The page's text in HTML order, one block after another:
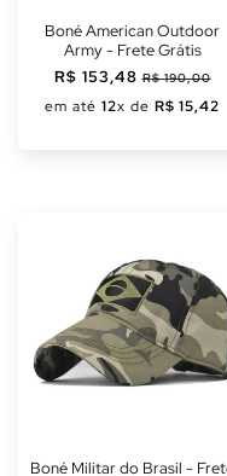
Boné American Outdoor
Army - Frete Grátis
Preço
normal
R$ 153,48 Preço
R$ 190,00
em até 12x de R$ 15,42
Boné Militar do Brasil -